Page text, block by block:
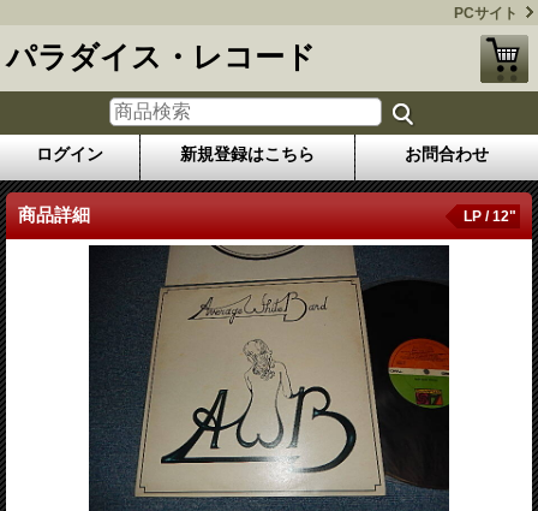
PCサイト
パラダイス・レコード
ログイン 新規登録はこちら お問合わせ
商品詳細 LP / 12"